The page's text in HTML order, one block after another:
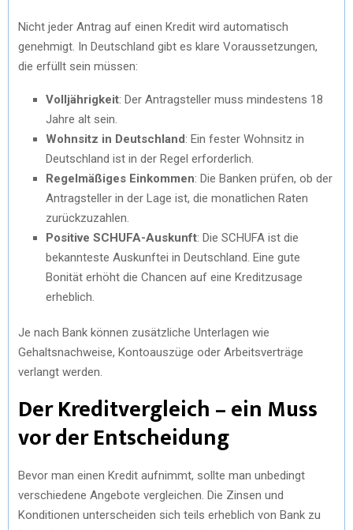
Nicht jeder Antrag auf einen Kredit wird automatisch
genehmigt. In Deutschland gibt es klare Voraussetzungen,
die erfüllt sein müssen:
Volljährigkeit: Der Antragsteller muss mindestens 18
Jahre alt sein.
Wohnsitz in Deutschland: Ein fester Wohnsitz in
Deutschland ist in der Regel erforderlich.
Regelmäßiges Einkommen: Die Banken prüfen, ob der
Antragsteller in der Lage ist, die monatlichen Raten
zurückzuzahlen.
Positive SCHUFA-Auskunft: Die SCHUFA ist die
bekannteste Auskunftei in Deutschland. Eine gute
Bonität erhöht die Chancen auf eine Kreditzusage
erheblich.
Je nach Bank können zusätzliche Unterlagen wie
Gehaltsnachweise, Kontoauszüge oder Arbeitsverträge
verlangt werden.
Der Kreditvergleich – ein Muss
vor der Entscheidung
Bevor man einen Kredit aufnimmt, sollte man unbedingt
verschiedene Angebote vergleichen. Die Zinsen und
Konditionen unterscheiden sich teils erheblich von Bank zu